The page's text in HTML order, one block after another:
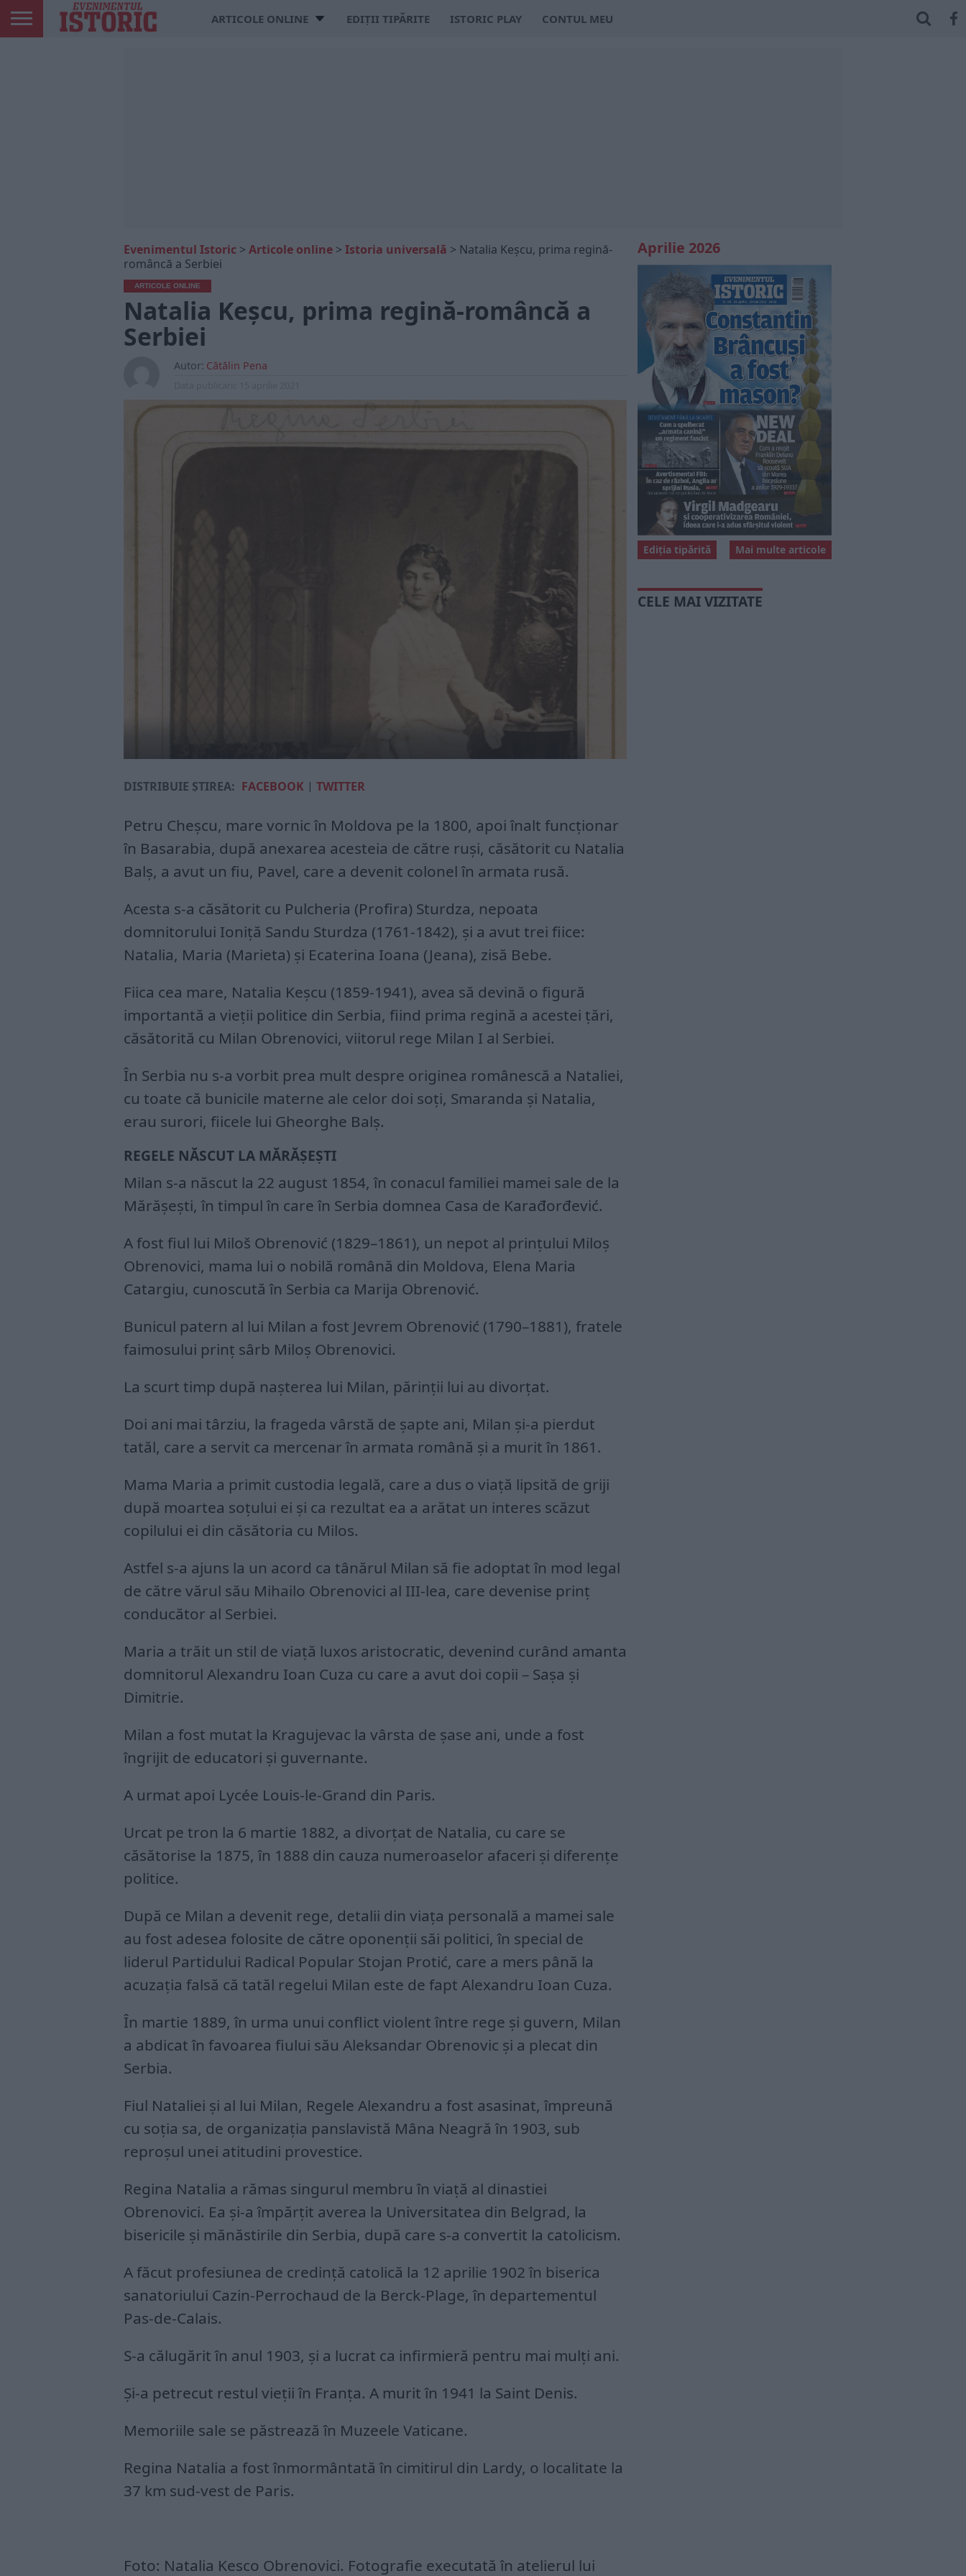
ARTICOLE ONLINE EDIȚII TIPĂRITE ISTORIC PLAY CONTUL MEU
Evenimentul Istoric > Articole online > Istoria universală > Natalia Keșcu, prima regină-
româncă a Serbiei
ARTICOLE ONLINE
Natalia Keșcu, prima regină-româncă a
Serbiei
Autor: Cătălin Pena
DISTRIBUIE ȘTIREA: FACEBOOK | TWITTER
Petru Cheşcu, mare vornic în Moldova pe la 1800, apoi înalt funcţionar
în Basarabia, după anexarea acesteia de către ruşi, căsătorit cu Natalia
Balş, a avut un fiu, Pavel, care a devenit colonel în armata rusă.
Acesta s-a căsătorit cu Pulcheria (Profira) Sturdza, nepoata
domnitorului Ioniţă Sandu Sturdza (1761-1842), şi a avut trei fiice:
Natalia, Maria (Marieta) și Ecaterina Ioana (Jeana), zisă Bebe.
Fiica cea mare, Natalia Keșcu (1859-1941), avea să devină o figură
importantă a vieţii politice din Serbia, fiind prima regină a acestei ţări,
căsătorită cu Milan Obrenovici, viitorul rege Milan I al Serbiei.
În Serbia nu s-a vorbit prea mult despre originea românescă a Nataliei,
cu toate că bunicile materne ale celor doi soți, Smaranda şi Natalia,
erau surori, fiicele lui Gheorghe Balş.
REGELE NĂSCUT LA MĂRĂȘEȘTI
Milan s-a născut la 22 august 1854, în conacul familiei mamei sale de la
Mărășești, în timpul în care în Serbia domnea Casa de Karađorđević.
A fost fiul lui Miloš Obrenović (1829–1861), un nepot al prințului Miloș
Obrenovici, mama lui o nobilă română din Moldova, Elena Maria
Catargiu, cunoscută în Serbia ca Marija Obrenović.
Bunicul patern al lui Milan a fost Jevrem Obrenović (1790–1881), fratele
faimosului prinț sârb Miloș Obrenovici.
La scurt timp după nașterea lui Milan, părinții lui au divorțat.
Doi ani mai târziu, la frageda vârstă de șapte ani, Milan și-a pierdut
tatăl, care a servit ca mercenar în armata română și a murit în 1861.
Mama Maria a primit custodia legală, care a dus o viață lipsită de griji
după moartea soțului ei și ca rezultat ea a arătat un interes scăzut
copilului ei din căsătoria cu Milos.
Astfel s-a ajuns la un acord ca tânărul Milan să fie adoptat în mod legal
de către vărul său Mihailo Obrenovici al III-lea, care devenise prinț
conducător al Serbiei.
Maria a trăit un stil de viață luxos aristocratic, devenind curând amanta
domnitorul Alexandru Ioan Cuza cu care a avut doi copii – Sașa și
Dimitrie.
Milan a fost mutat la Kragujevac la vârsta de șase ani, unde a fost
îngrijit de educatori și guvernante.
A urmat apoi Lycée Louis-le-Grand din Paris.
Urcat pe tron la 6 martie 1882, a divorțat de Natalia, cu care se
căsătorise la 1875, în 1888 din cauza numeroaselor afaceri și diferențe
politice.
După ce Milan a devenit rege, detalii din viața personală a mamei sale
au fost adesea folosite de către oponenții săi politici, în special de
liderul Partidului Radical Popular Stojan Protić, care a mers până la
acuzația falsă că tatăl regelui Milan este de fapt Alexandru Ioan Cuza.
În martie 1889, în urma unui conflict violent între rege și guvern, Milan
a abdicat în favoarea fiului său Aleksandar Obrenovic și a plecat din
Serbia.
Fiul Nataliei și al lui Milan, Regele Alexandru a fost asasinat, împreună
cu soția sa, de organizația panslavistă Mâna Neagră în 1903, sub
reproșul unei atitudini provestice.
Regina Natalia a rămas singurul membru în viață al dinastiei
Obrenovici. Ea și-a împărțit averea la Universitatea din Belgrad, la
bisericile și mănăstirile din Serbia, după care s-a convertit la catolicism.
A făcut profesiunea de credință catolică la 12 aprilie 1902 în biserica
sanatoriului Cazin-Perrochaud de la Berck-Plage, în departementul
Pas-de-Calais.
S-a călugărit în anul 1903, și a lucrat ca infirmieră pentru mai mulți ani.
Și-a petrecut restul vieții în Franța. A murit în 1941 la Saint Denis.
Memoriile sale se păstrează în Muzeele Vaticane.
Regina Natalia a fost înmormântată în cimitirul din Lardy, o localitate la
37 km sud-vest de Paris.
Foto: Natalia Kesco Obrenovici. Fotografie executată în atelierul lui
Aprilie 2026
Mai multe articole
Ediția tipărită
CELE MAI VIZITATE